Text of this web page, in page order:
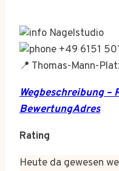
Nagelstudio
+49 6151
📍 Thomas-Mann-
Wegbeschreibung –
BewertungAdres
Rating
Heute da gewesen